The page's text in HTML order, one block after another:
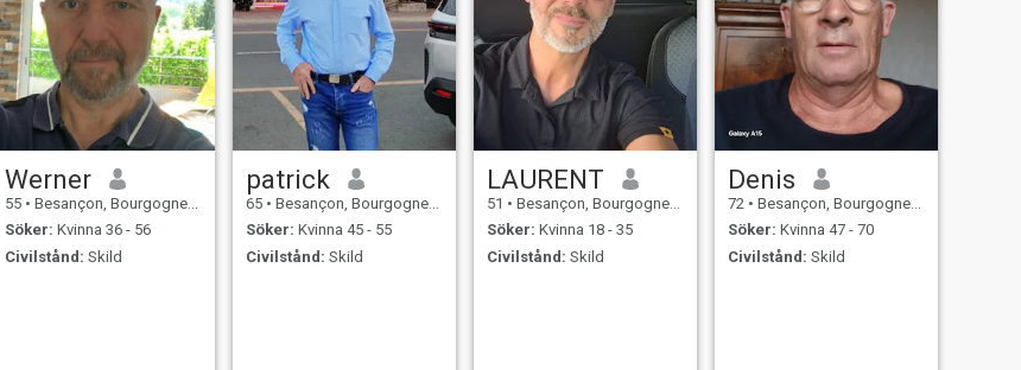
Werner
55 • Besançon, Bourgogne-Franche-Comté, Frankrike
Söker: Kvinna 36 - 56
Civilstånd: Skild
patrick
65 • Besançon, Bourgogne-Franche-Comté, Frankrike
Söker: Kvinna 45 - 55
Civilstånd: Skild
LAURENT
51 • Besançon, Bourgogne-Franche-Comté, Frankrike
Söker: Kvinna 18 - 35
Civilstånd: Skild
Denis
72 • Besançon, Bourgogne-Franche-Comté, Frankrike
Söker: Kvinna 47 - 70
Civilstånd: Skild